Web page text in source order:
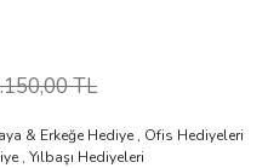
TL
& Erkeğe Hediye , Ofis Hediyeleri
,Yılbaşı Hediyeleri